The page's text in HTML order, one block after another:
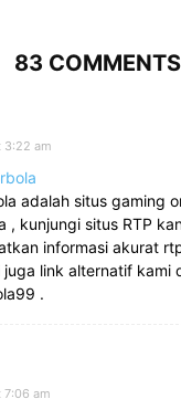
83 COMMENTS
3:22 am
adalah situs gaming
, kunjungi situs RTP
informasi akurat
juga link alternatif kami
.
7:06 am